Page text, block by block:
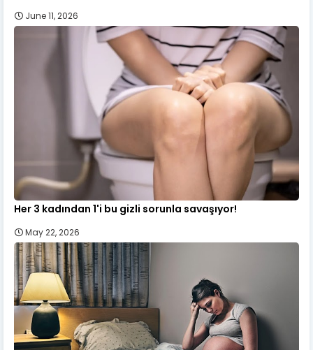
June 11, 2026
Her 3 kadından 1'i bu gizli sorunla savaşıyor!
May 22, 2026